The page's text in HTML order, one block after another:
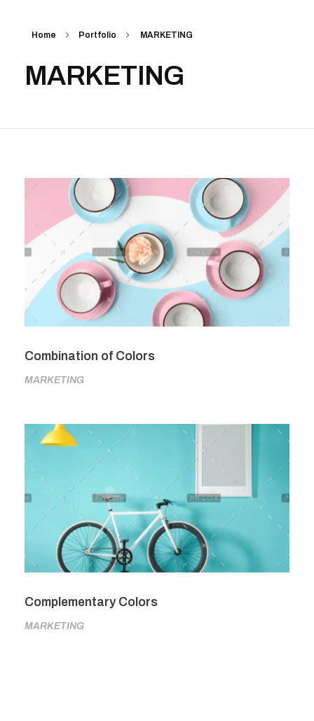
Home Portfolio MARKETING
MARKETING
Combination of Colors
MARKETING
Complementary Colors
MARKETING